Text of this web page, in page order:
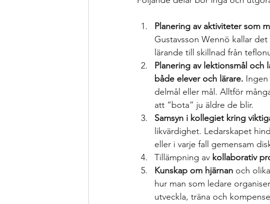
Planering av aktiviteter som
Gustavsson Wennö kallar
lärande till skillnad från
Planering av lektionsmål
både elever och lärare.
delmål eller mål. Alltför
att “bota” ju äldre de blir.
Samsyn i kollegiet kring
likvärdighet. Ledarskapet
eller i varje fall gemensam
Tillämpning av kollaborativ
Kunskap om hjärnan och
hur man som ledare
utveckla, träna och